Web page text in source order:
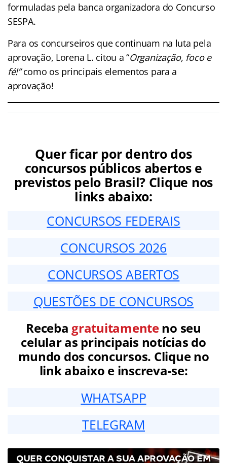
formuladas pela banca organizadora do Concurso
SESPA.
Para os concurseiros que continuam na luta pela
aprovação, Lorena L. citou a “Organização, foco e
fé!”como os principais elementos para a
aprovação!
Quer ficar por dentro dos
concursos públicos abertos e
previstos pelo Brasil? Clique nos
links abaixo:
CONCURSOS FEDERAIS
CONCURSOS 2026
CONCURSOS ABERTOS
QUESTÕES DE CONCURSOS
Receba gratuitamenteno seu
celular as principais notícias do
mundo dos concursos. Clique no
link abaixo e inscreva-se:
WHATSAPP
TELEGRAM
QUER CONQUISTAR A SUA APROVAÇÃO EM